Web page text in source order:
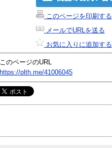
このページを印刷する
メールでURLを送る
お気に入りに追加する
このページのURL
https://plth.me/41006045